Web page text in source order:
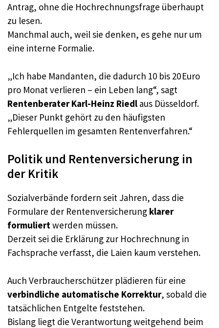
Antrag, ohne die Hochrechnungsfrage überhaupt
zu lesen.
Manchmal auch, weil sie denken, es gehe nur um
eine interne Formalie.
„Ich habe Mandanten, die dadurch 10 bis 20 Euro
pro Monat verlieren – ein Leben lang“, sagt
Rentenberater Karl-Heinz Riedl aus Düsseldorf.
„Dieser Punkt gehört zu den häufigsten
Fehlerquellen im gesamten Rentenverfahren.“
Politik und Rentenversicherung in
der Kritik
Sozialverbände fordern seit Jahren, dass die
Formulare der Rentenversicherung klarer
formuliertwerden müssen.
Derzeit sei die Erklärung zur Hochrechnung in
Fachsprache verfasst, die Laien kaum verstehen.
Auch Verbraucherschützer plädieren für eine
verbindliche automatische Korrektur, sobald die
tatsächlichen Entgelte feststehen.
Bislang liegt die Verantwortung weitgehend beim